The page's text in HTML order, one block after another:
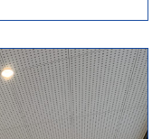
関して適用される
守します。また本
により判断致しま
扱いに関しての基